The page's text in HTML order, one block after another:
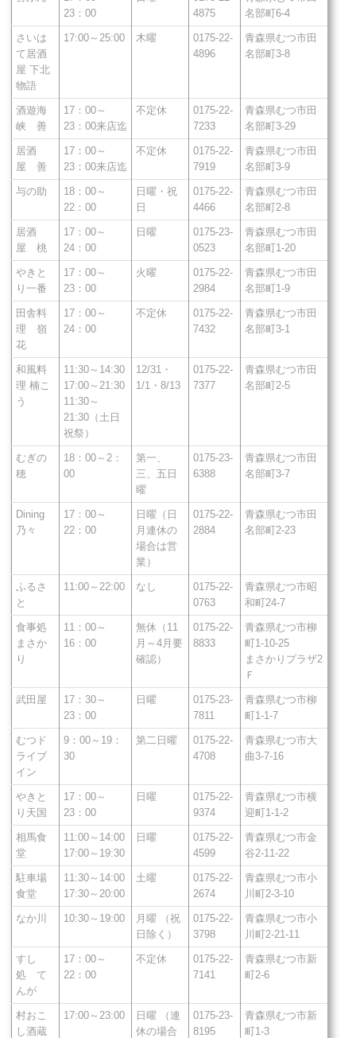
23：00
4875
名部町6-4
さいは
て居酒
屋 下北
物語
17:00～25:00 木曜
0175-22-
4896
青森県むつ市田
名部町3-8
酒遊海
峡 善
17：00～
23：00来店迄
不定休
0175-22-
7233
青森県むつ市田
名部町3-29
居酒
屋 善
17：00～
23：00来店迄
不定休
0175-22-
7919
青森県むつ市田
名部町3-9
与の助
18：00～
22：00
日曜・祝
日
0175-22-
4466
青森県むつ市田
名部町2-8
居酒
屋 桃
17：00～
24：00
日曜
0175-23-
0523
青森県むつ市田
名部町1-20
やきと
り一番
17：00～
23：00
火曜
0175-22-
2984
青森県むつ市田
名部町1-9
田舎料
理 嶺
花
17：00～
24：00
不定休
0175-22-
7432
青森県むつ市田
名部町3-1
和風料
理 楠こ
う
11:30～14:30
17:00～21:30
11:30～
21:30（土日
祝祭）
12/31・
1/1・8/13
0175-22-
7377
青森県むつ市田
名部町2-5
むぎの
穂
18：00～2：
00
第一、
三、五日
曜
0175-23-
6388
青森県むつ市田
名部町3-7
Dining
乃々
17：00～
22：00
日曜（日
月連休の
場合は営
業）
0175-22-
2884
青森県むつ市田
名部町2-23
ふるさ
と
11:00～22:00 なし
0175-22-
0763
青森県むつ市昭
和町24-7
食事処
まさか
り
11：00～
16：00
無休（11
月～4月要
確認）
0175-22-
8833
青森県むつ市柳
町1-10-25
まさかりプラザ2
Ｆ
武田屋
17：30～
23：00
日曜
0175-23-
7811
青森県むつ市柳
町1-1-7
むつド
ライブ
イン
9：00～19：
30
第二日曜
0175-22-
4708
青森県むつ市大
曲3-7-16
やきと
り天国
17：00～
23：00
日曜
0175-22-
9374
青森県むつ市横
迎町1-1-2
相馬食
堂
11:00～14:00
17:00～19:30
日曜
0175-22-
4599
青森県むつ市金
谷2-11-22
駐車場
食堂
11:30～14:00
17:30～20:00
土曜
0175-22-
2674
青森県むつ市小
川町2-3-10
なか川 10:30～19:00
月曜 （祝
日除く）
0175-22-
3798
青森県むつ市小
川町2-21-11
すし
処 て
んが
17：00～
22：00
不定休
0175-22-
7141
青森県むつ市新
町2-6
村おこ
し酒蔵
17:00～23:00
日曜 （連
休の場合
0175-23-
8195
青森県むつ市新
町1-3